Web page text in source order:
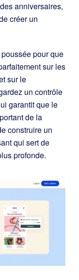
anniversaires,
créer un
pour que
sur les
sur le
un contrôle
garantit que le
de la
construire un
qui sert de
profonde.